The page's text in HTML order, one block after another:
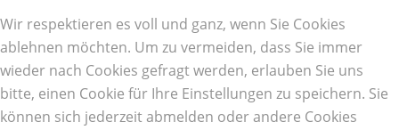
Wir respektieren es voll und ganz, wenn Sie Cookies
ablehnen möchten. Um zu vermeiden, dass Sie immer
wieder nach Cookies gefragt werden, erlauben Sie uns
bitte, einen Cookie für Ihre Einstellungen zu speichern. Sie
können sich jederzeit abmelden oder andere Cookies